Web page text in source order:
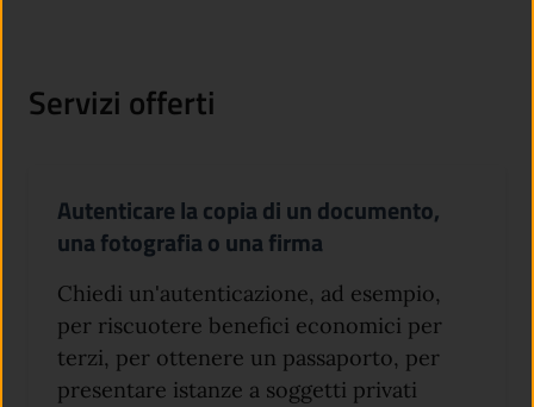
Servizi offerti
Autenticare la copia di un documento,
una fotografia o una firma
Chiedi un'autenticazione, ad esempio,
per riscuotere benefici economici per
terzi, per ottenere un passaporto, per
presentare istanze a soggetti privati